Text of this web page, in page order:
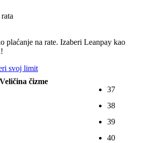
plaćanje na rate. Izaberi Leanpay kao
svoj limit
čizme
37
38
39
40